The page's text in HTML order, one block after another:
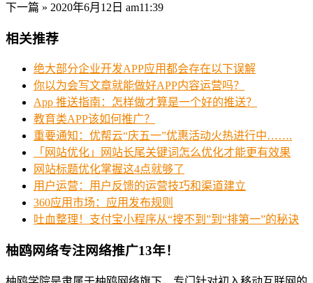
下一篇 » 2020年6月12日 am11:39
相关推荐
绝大部分企业开发APP应用都会存在以下误解
你以为会写文章就能做好APP内容运营吗？
App 推送指南：怎样做才算是一个好的推送？
教育类APP该如何推广？
重要通知：优帮云“庆五一”优惠活动火热进行中…….
「网站优化」网站长尾关键词怎么优化才能更有效果
网站标题优化掌握这4点就够了
用户运营：用户反馈的运营技巧和渠道建立
360应用市场：应用发布规则
吐血整理！支付宝小程序从“搜不到”到“排第一”的秘诀
柚鸥网络专注网络推广13年！